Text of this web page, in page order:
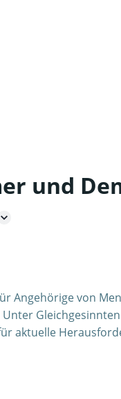
und
Angehörige von
aktuelle